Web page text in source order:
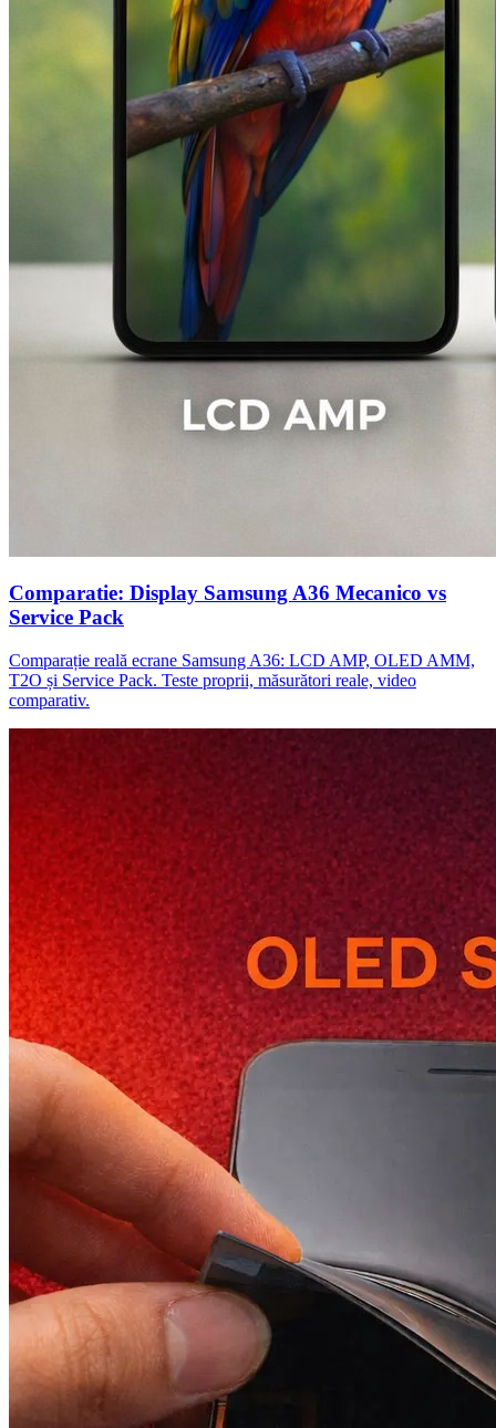
Comparatie: Display Samsung A36 Mecanico vs
Service Pack
Comparație reală ecrane Samsung A36: LCD AMP, OLED AMM,
T2O și Service Pack. Teste proprii, măsurători reale, video
comparativ.